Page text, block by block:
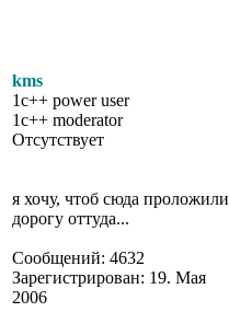
kms
1c++ power user
1c++ moderator
Отсутствует
я хочу, чтоб сюда проложили
дорогу оттуда...
Сообщений: 4632
Зарегистрирован: 19. Мая
2006